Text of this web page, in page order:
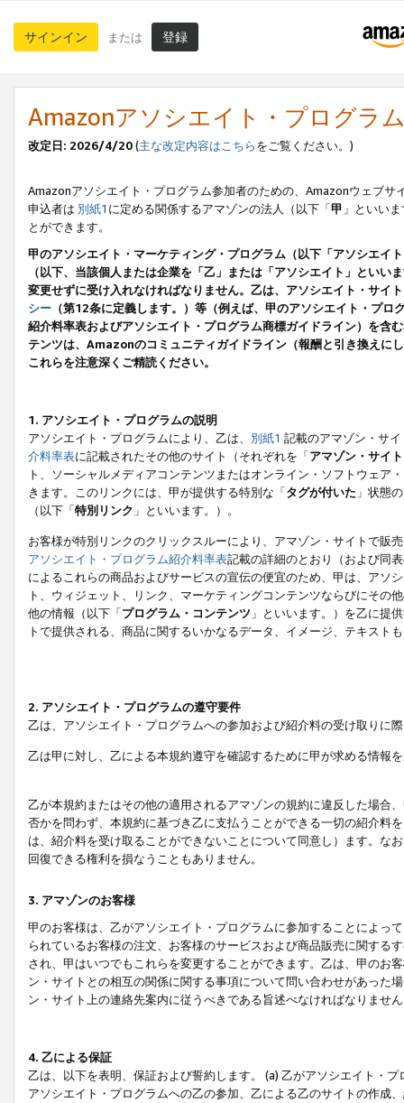
サインイン または 登録
Amazonアソシエイト・プログラ
改定日: 2026/4/20(主な改定内容はこちらをご覧ください。)
Amazonアソシエイト・プログラム参加者のための、Amazonウェブサ
申込者は 別紙1 に定める関係するアマゾンの法人（以下「甲 」といい
とができます。
甲のアソシエイト・マーケティング・プログラム（以下「アソシエイ
（以下、当該個人または企業を「乙」または「アソシエイト」とい
変更せずに受け入れなければなりません。乙は、アソシエイト・サイ
シー （第12条に定義します。）等（例えば、甲のアソシエイト・プ
紹介料率表およびアソシエイト・プログラム商標ガイドライン）を
テンツは、Amazonのコミュニティガイドライン（報酬と引き換えに
これらを注意深くご精読ください。
1. アソシエイト・プログラムの説明
アソシエイト・プログラムにより、乙は、 別紙1 記載のアマゾン・サ
介料率表に記載されたその他のサイト（それぞれを「アマゾン・サイト
ト、ソーシャルメディアコンテンツまたはオンライン・ソフトウェア
きます。このリンクには、甲が提供する特別な「タグが付いた 」状態
（以下「特別リンク 」といいます。）。
お客様が特別リンクのクリックスルーにより、アマゾン・サイトで販
アソシエイト・プログラム紹介料率表記載の詳細のとおり（および同
によるこれらの商品およびサービスの宣伝の便宜のため、甲は、アソ
ト、ウィジェット、リンク、マーケティングコンテンツならびにその
他の情報（以下「プログラム・コンテンツ 」といいます。）を乙に提
トで提供される、商品に関するいかなるデータ、イメージ、テキス
2. アソシエイト・プログラムの遵守要件
乙は、アソシエイト・プログラムへの参加および紹介料の受け取りに
乙は甲に対し、乙による本規約遵守を確認するために甲が求める情報
乙が本規約またはその他の適用されるアマゾンの規約に違反した場合
否かを問わず、本規約に基づき乙に支払うことができる一切の紹介料
は、紹介料を受け取ることができないことについて同意し）ます。な
回復できる権利を損なうこともありません。
3. アマゾンのお客様
甲のお客様は、乙がアソシエイト・プログラムに参加することによっ
られているお客様の注文、お客様のサービスおよび商品販売に関する
され、甲はいつでもこれらを変更することができます。乙は、甲のお
ン・サイトとの相互の関係に関する事項について問い合わせがあった
ン・サイト上の連絡先案内に従うべきである旨述べなければなりませ
4. 乙による保証
乙は、以下を表明、保証および誓約します。 (a) 乙がアソシエイト・
アソシエイト・プログラムへの乙の参加、乙による乙のサイトの作成